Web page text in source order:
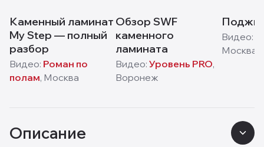
Каменный ламинат
My Step — полный
разбор
Видео: Роман по
полам, Москва
Обзор SWF
каменного
ламината
Видео: Уровень PRO,
Воронеж
Видео:
Москва
Описание